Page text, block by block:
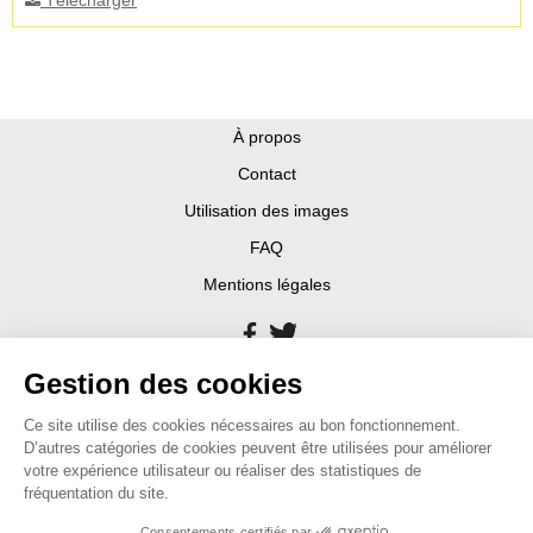
À propos
Contact
Utilisation des images
FAQ
Mentions légales
Gestion des cookies
Ce site utilise des cookies nécessaires au bon fonctionnement.
D’autres catégories de cookies peuvent être utilisées pour améliorer
votre expérience utilisateur ou réaliser des statistiques de
fréquentation du site.